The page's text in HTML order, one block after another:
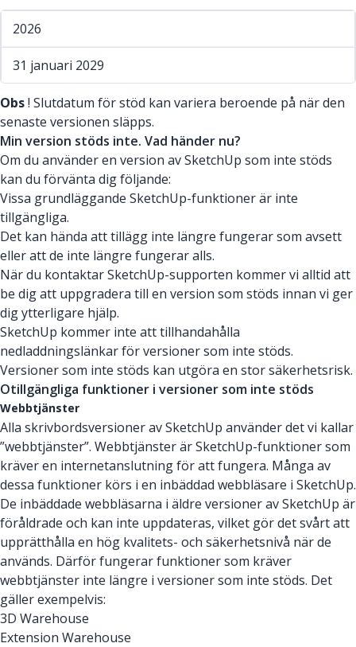
2026
31 januari 2029
Obs! Slutdatum för stöd kan variera beroende på när den
senaste versionen släpps.
Min version stöds inte. Vad händer nu?
Om du använder en version av SketchUp som inte stöds
kan du förvänta dig följande:
Vissa grundläggande SketchUp-funktioner är inte
tillgängliga.
Det kan hända att tillägg inte längre fungerar som avsett
eller att de inte längre fungerar alls.
När du kontaktar SketchUp-supporten kommer vi alltid att
be dig att uppgradera till en version som stöds innan vi ger
dig ytterligare hjälp.
SketchUp kommer inte att tillhandahålla
nedladdningslänkar för versioner som inte stöds.
Versioner som inte stöds kan utgöra en stor säkerhetsrisk.
Otillgängliga funktioner i versioner som inte stöds
Webbtjänster
Alla skrivbordsversioner av SketchUp använder det vi kallar
”webbtjänster”. Webbtjänster är SketchUp-funktioner som
kräver en internetanslutning för att fungera. Många av
dessa funktioner körs i en inbäddad webbläsare i SketchUp.
De inbäddade webbläsarna i äldre versioner av SketchUp är
föråldrade och kan inte uppdateras, vilket gör det svårt att
upprätthålla en hög kvalitets- och säkerhetsnivå när de
används. Därför fungerar funktioner som kräver
webbtjänster inte längre i versioner som inte stöds. Det
gäller exempelvis:
3D Warehouse
Extension Warehouse